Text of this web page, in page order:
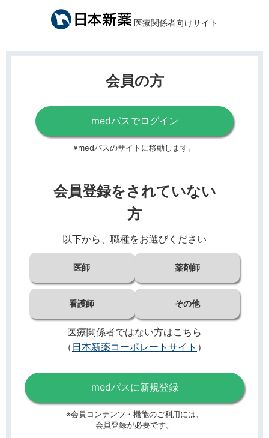
医療関係者向けサイト
会員の方
medパスでログイン
※medパスのサイトに移動します。
会員登録をされていない
方
以下から、職種をお選びください
医師 薬剤師
看護師 その他
医療関係者ではない方はこちら
（ 日本新薬コーポレートサイト ）
medパスに新規登録
※会員コンテンツ・機能のご利用には、
会員登録が必要です。